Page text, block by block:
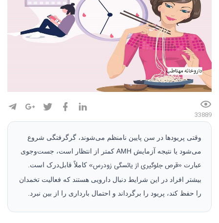
33889
وقتی پریودها در سن پایین نامنظم می‌شوند، گرگرفتگی شروع
می‌شود یا نتیجه آزمایش AMH کمتر از انتظار است، جست‌وجوی
عبارت «قرص جلوگیری از یائسگی زودرس» کاملاً قابل‌درک است.
بیشتر افراد در این شرایط دنبال دارویی هستند که فعالیت تخمدان
را حفظ کند، پریود را برگرداند و احتمال بارداری را از بین نبرد.